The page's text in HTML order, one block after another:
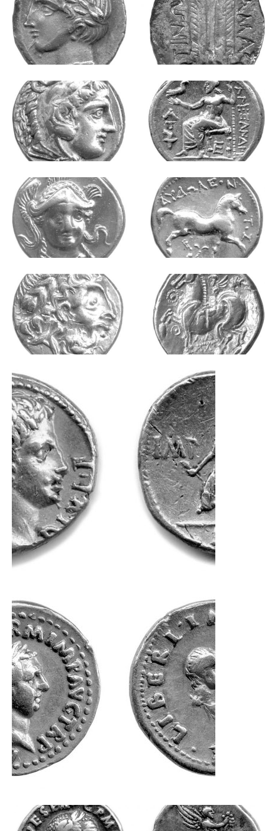
Значајна је колекција варварског новца, у
којој доминира новац келтског племена
Скордиска. Кован је од краја 3. века пре н.
е., с прототипом у македонском краљевском
ковању Филипа II и Александра
монетаризацији трибалских економија у
унутрашњости Балкана.
Римски новац
Поред бројно заступљених драхми
јадранских градова Аполоније и Дирахиона
преовлађује римско ковање са богатим
колекцијама републиканског, а посебно
царског новца, као одраз процеса
непосредно пре и по успостављању римске
власти. Она садржи појединачне и скупне
налазе, примерке различитих ковница,
квадрансе и руднички новац емитован за
потребе римских рудничких територија у
Илирику. Велики значај збирци дају
примерци империјалних антонинијана и
колонијалних бронзи, кованих средином 3.
века у ковницама у Виминацијуму
(Костолац), главном граду римске
провинције Горње Мезије и важном
ковничком центру Балкана тог доба.
Кустос: др Адам Црнобрња, музејски
саветник
a.crnobrnja@narodnimuzej.rs